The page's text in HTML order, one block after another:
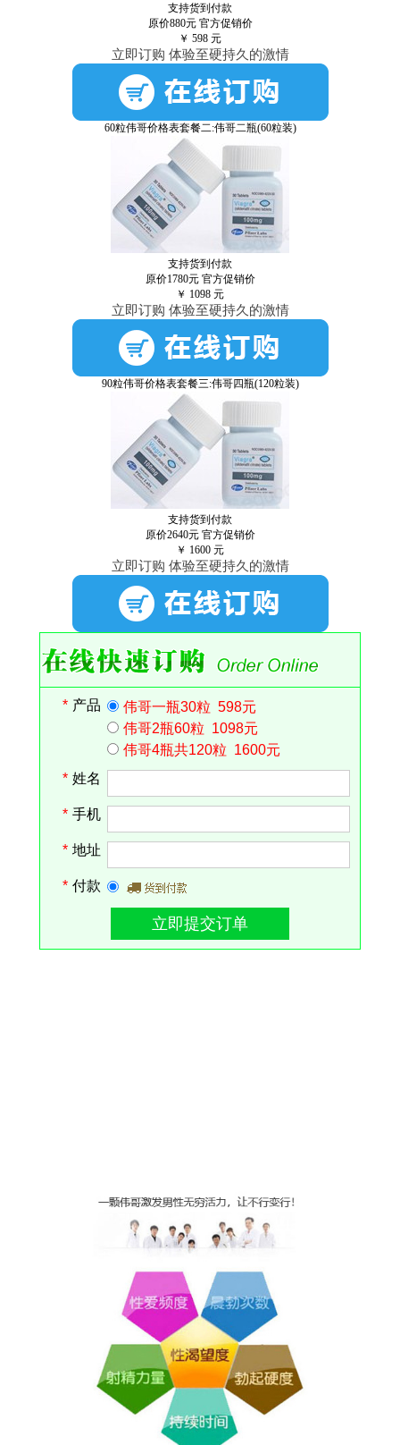
支持货到付款
原价880元 官方促销价
￥ 598 元
立即订购 体验至硬持久的激情
60粒伟哥价格表套餐二:伟哥二瓶(60粒装)
支持货到付款
原价1780元 官方促销价
￥ 1098 元
立即订购 体验至硬持久的激情
90粒伟哥价格表套餐三:伟哥四瓶(120粒装)
支持货到付款
原价2640元 官方促销价
￥ 1600 元
立即订购 体验至硬持久的激情